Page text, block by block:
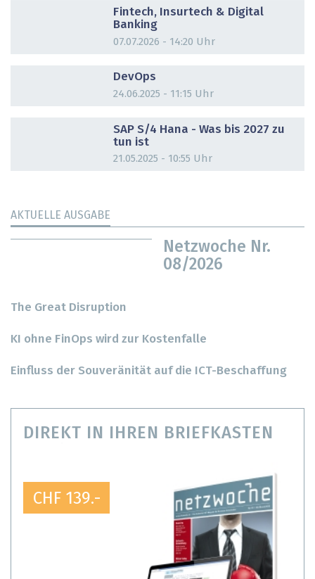
Fintech, Insurtech & Digital
Banking
07.07.2026 - 14:20 Uhr
DevOps
24.06.2025 - 11:15 Uhr
SAP S/4 Hana - Was bis 2027 zu
tun ist
21.05.2025 - 10:55 Uhr
AKTUELLE AUSGABE
Netzwoche Nr.
08/2026
The Great Disruption
KI ohne FinOps wird zur Kostenfalle
Einfluss der Souveränität auf die ICT-Beschaffung
DIREKT IN IHREN BRIEFKASTEN
CHF 139.-